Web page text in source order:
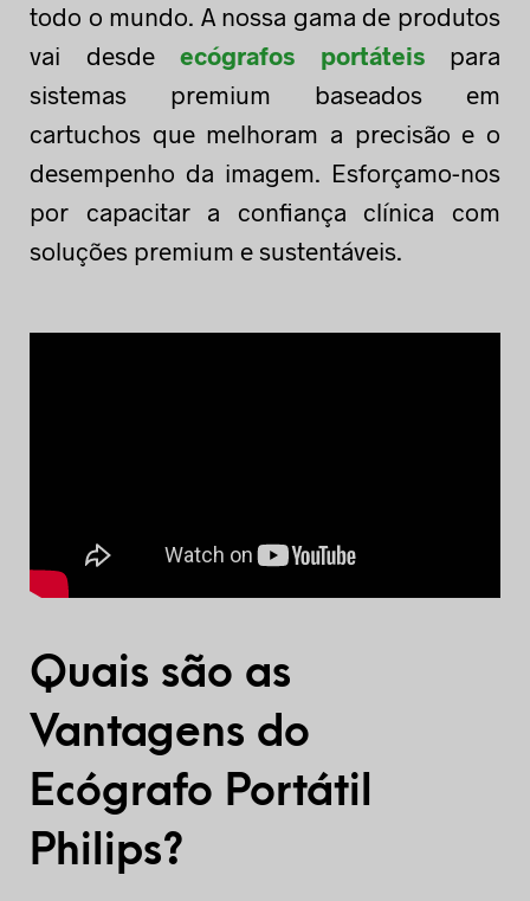
todo o mundo. A nossa gama de produtos
vai desde ecógrafos portáteispara
sistemas premium baseados em
cartuchos que melhoram a precisão e o
desempenho da imagem. Esforçamo-nos
por capacitar a confiança clínica com
soluções premium e sustentáveis.
Quais são as
Vantagens do
Ecógrafo Portátil
Philips?